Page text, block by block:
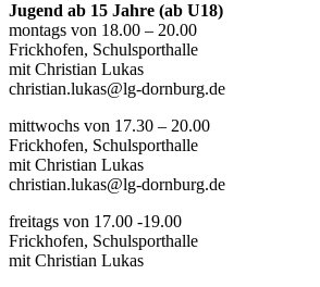
Jugend ab 15 Jahre (ab U18)
montags von 18.00 – 20.00
Frickhofen, Schulsporthalle
mit Christian Lukas
christian.lukas@lg-dornburg.de
mittwochs von 17.30 – 20.00
Frickhofen, Schulsporthalle
mit Christian Lukas
christian.lukas@lg-dornburg.de
freitags von 17.00 -19.00
Frickhofen, Schulsporthalle
mit Christian Lukas